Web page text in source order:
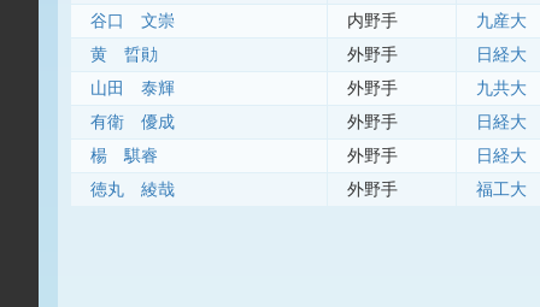
谷口 文崇
内野手
九産大
黄 晢勛
外野手
日経大
山田 泰輝
外野手
九共大
有衛 優成
外野手
日経大
楊 騏睿
外野手
日経大
徳丸 綾哉
外野手 福工大